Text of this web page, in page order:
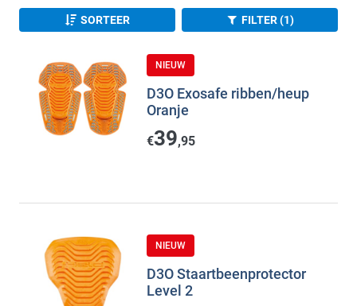
SORTEER FILTER (1)
NIEUW
D3O Exosafe ribben/heup
Oranje
€39,95
NIEUW
D3O Staartbeenprotector
Level 2